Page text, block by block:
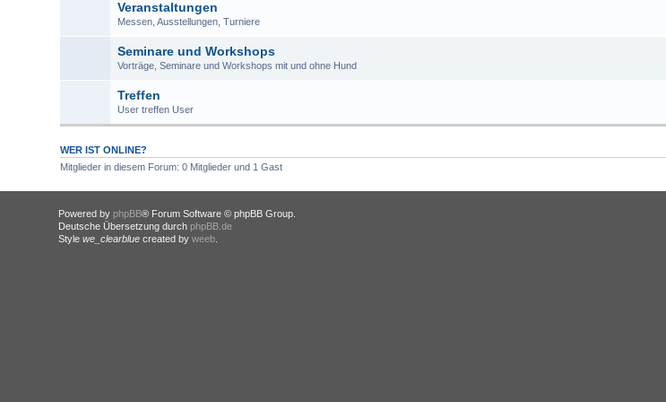
Veranstaltungen
Messen, Ausstellungen, Turniere
Seminare und Workshops
Vorträge, Seminare und Workshops mit und ohne Hund
Treffen
User treffen User
WER IST ONLINE?
Mitglieder in diesem Forum: 0 Mitglieder und 1 Gast
Powered by phpBB® Forum Software © phpBB Group.
Deutsche Übersetzung durch phpBB.de
Style we_clearbluecreated by weeb.